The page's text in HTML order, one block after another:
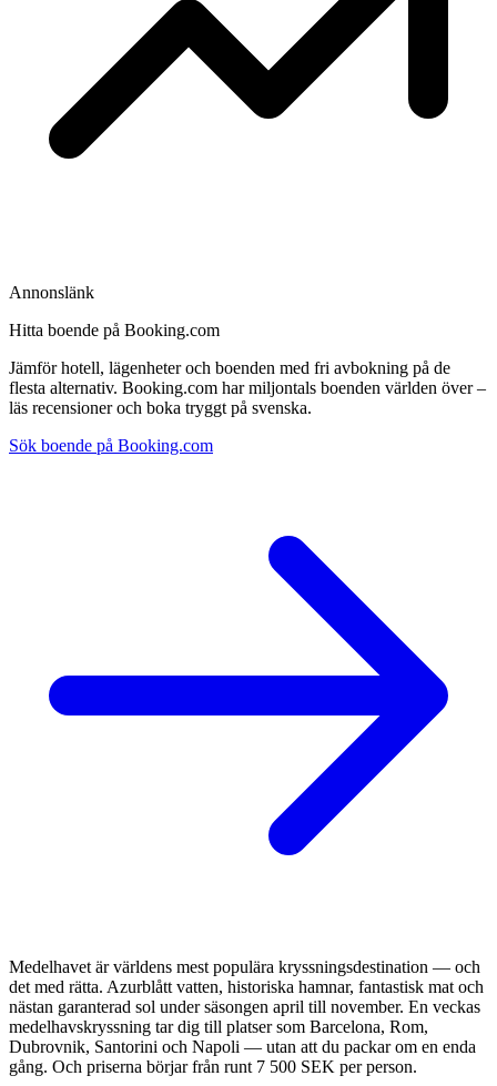
Annonslänk
Hitta boende på Booking.com
Jämför hotell, lägenheter och boenden med fri avbokning på de
flesta alternativ. Booking.com har miljontals boenden världen över –
läs recensioner och boka tryggt på svenska.
Sök boende på Booking.com
Medelhavet är världens mest populära kryssningsdestination — och
det med rätta. Azurblått vatten, historiska hamnar, fantastisk mat och
nästan garanterad sol under säsongen april till november. En veckas
medelhavskryssning tar dig till platser som Barcelona, Rom,
Dubrovnik, Santorini och Napoli — utan att du packar om en enda
gång. Och priserna börjar från runt 7 500 SEK per person.